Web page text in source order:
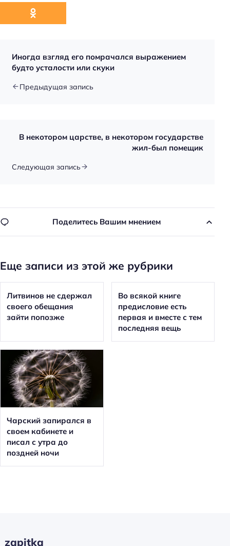
Иногда взгляд его помрачался выражением
будто усталости или скуки
Предыдущая запись
В некотором царстве, в некотором государстве
жил-был помещик
Следующая запись
Поделитесь Вашим мнением
Еще записи из этой же рубрики
Литвинов не сдержал
своего обещания
зайти попозже
Во всякой книге
предисловие есть
первая и вместе с тем
последняя вещь
Чарский запирался в
своем кабинете и
писал с утра до
поздней ночи
zapitka